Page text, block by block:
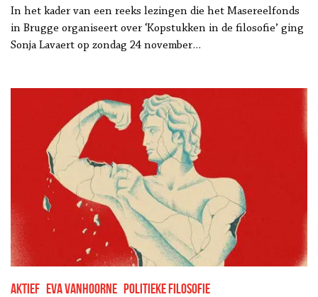
democratische samenleving
zich geen bijgeloof en
bevolking kan permitteren”
In het kader van een reeks lezingen die het Masereelfonds
in Brugge organiseert over ‘Kopstukken in de filosofie’ ging
Sonja Lavaert op zondag 24 november…
Aktief Eva Vanhoorne Politieke filosofie